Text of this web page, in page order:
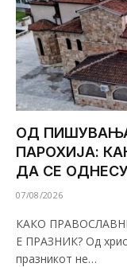
ОД
ПАРОХИЈА:
ДА СЕ
07/08/2026
КАКО
Е ПРАЗНИК? Од
празникот не…